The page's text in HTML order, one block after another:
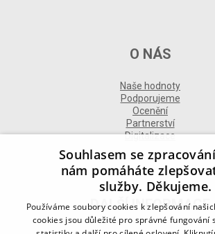
O NÁS
Naše hodnoty
Podporujeme
Ocenění
Partnerství
Digitalizace
DALŠÍ INFORMACE
Souhlasem se
nám pomáháte
služby. Děkujeme.
Používáme soubory cookies k zlepšování
cookies jsou důležité pro správné fungování